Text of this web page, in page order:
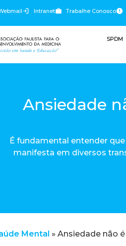
Intranet Trabalhe Conosco
SPDM
Ansiedade
É fundamental entender
manifesta em diversos
Mental » Ansiedade não